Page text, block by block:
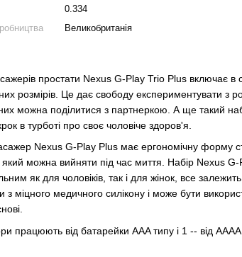
0.334
Великобританія
простати Nexus G-Play Trio Plus включає в
розмірів. Це дає свободу експериментувати з
можна поділитися з партнеркою. А ще такий
в турботі про своє чоловіче здоров'я.
Nexus G-Play Plus має ергономічну форму
можна вийняти під час миття. Набір Nexus
як для чоловіків, так і для жінок, все
з міцного медичного силікону і може бути
працюють від батарейки AAA типу і 1 -- від АААА.